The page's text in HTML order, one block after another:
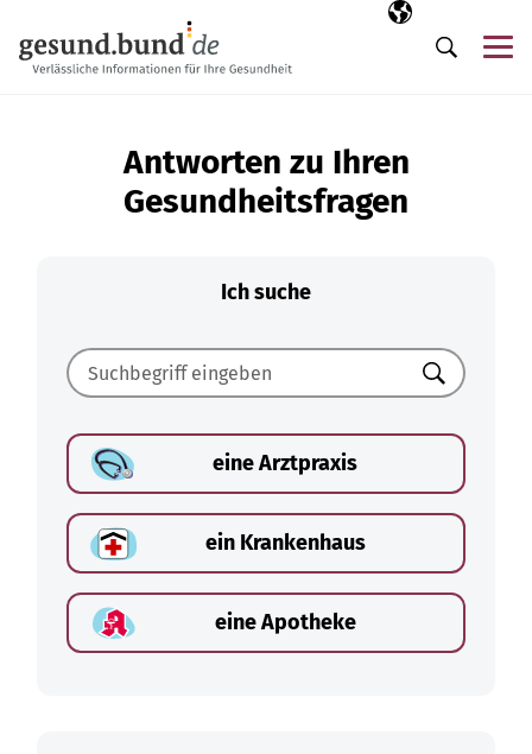
Ausgewählte
DE
Suche
Antworten zu Ihren
Gesundheitsfragen
Ich suche
Suchen
eine Arztpraxis
ein Krankenhaus
eine Apotheke